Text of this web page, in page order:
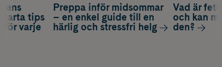
Vad är
och kan
den?
tips
för varje
Preppa inför midsommar
– en enkel guide till en
härlig och stressfri helg